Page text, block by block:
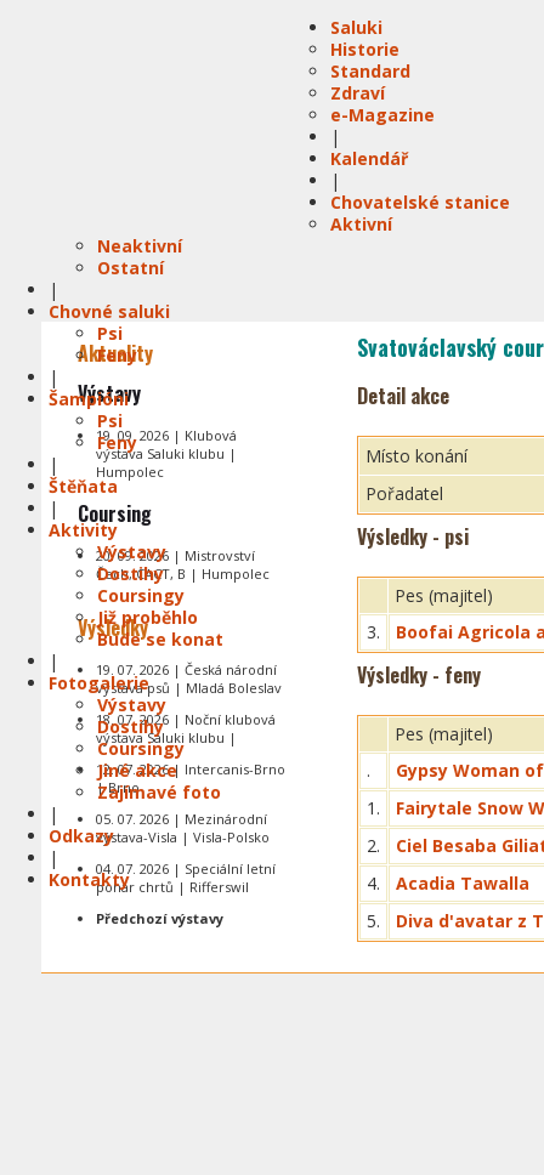
Saluki
Historie
Standard
Zdraví
e-Magazine
|
Kalendář
|
Chovatelské stanice
Aktivní
Neaktivní
Ostatní
|
Chovné saluki
Psi
Feny
|
Šampióni
Psi
Feny
|
Štěňata
|
Aktivity
Výstavy
Dostihy
Coursingy
Již proběhlo
Bude se konat
|
Fotogalerie
Výstavy
Dostihy
Coursingy
Jiné akce
Zajímavé foto
|
Odkazy
|
Kontakty
Svatováclavský
Detail akce
Místo konání
Pořadatel
Výsledky - psi
Pes (majitel)
3.
Boofai Agricola
Výsledky - feny
Pes (majitel)
.
Gypsy Woman
1.
Fairytale Snow
2.
Ciel Besaba
4.
Acadia Tawalla
5.
Diva d'avatar z
Aktuality
Výstavy
19. 09. 2026 | Klubová
výstava Saluki klubu |
Humpolec
Coursing
20. 09. 2026 | Mistrovství
Čech, CACT, B | Humpolec
Výsledky
19. 07. 2026 | Česká národní
výstava psů | Mladá Boleslav
18. 07. 2026 | Noční klubová
výstava Saluki klubu |
12. 07. 2026 | Intercanis-Brno
| Brno
05. 07. 2026 | Mezinárodní
výstava-Visla | Visla-Polsko
04. 07. 2026 | Speciální letní
pohár chrtů | Rifferswil
Předchozí výstavy